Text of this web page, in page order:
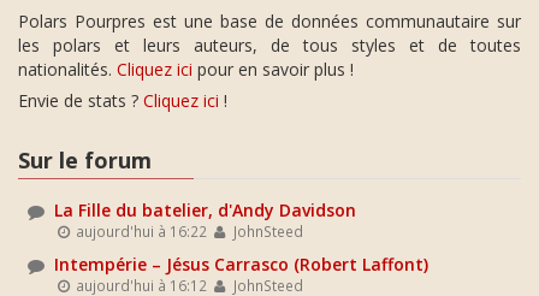
Polars Pourpres est une base de données communautaire sur
les polars et leurs auteurs, de tous styles et de toutes
nationalités. Cliquez ici pour en savoir plus !
Envie de stats ? Cliquez ici !
Sur le forum
La Fille du batelier, d'Andy Davidson
aujourd'hui à 16:22 JohnSteed
Intempérie – Jésus Carrasco (Robert Laffont)
aujourd'hui à 16:12 JohnSteed